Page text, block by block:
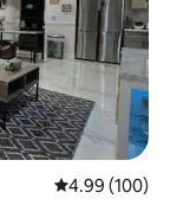
從 100 則評價
4.99 (100)